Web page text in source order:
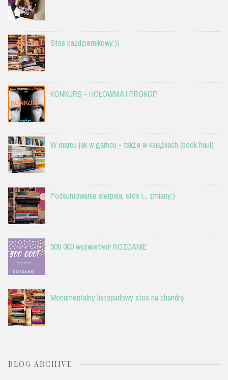
Stos październikowy:))
KONKURS - HOŁOWNIA I PROKOP
W marcu jak w garncu - także w książkach (book haul)
Podsumowanie sierpnia, stos i... zmiany:)
500 000 wyświetleń! ROZDANIE
Monumentalny listopadowy stos na chandrę
BLOG ARCHIVE